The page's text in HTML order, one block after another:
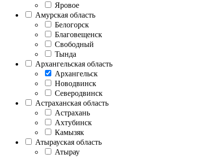
Яровое
Амурская область
Белогорск
Благовещенск
Свободный
Тында
Архангельская область
Архангельск
Новодвинск
Северодвинск
Астраханская область
Астрахань
Ахтубинск
Камызяк
Атырауская область
Атырау